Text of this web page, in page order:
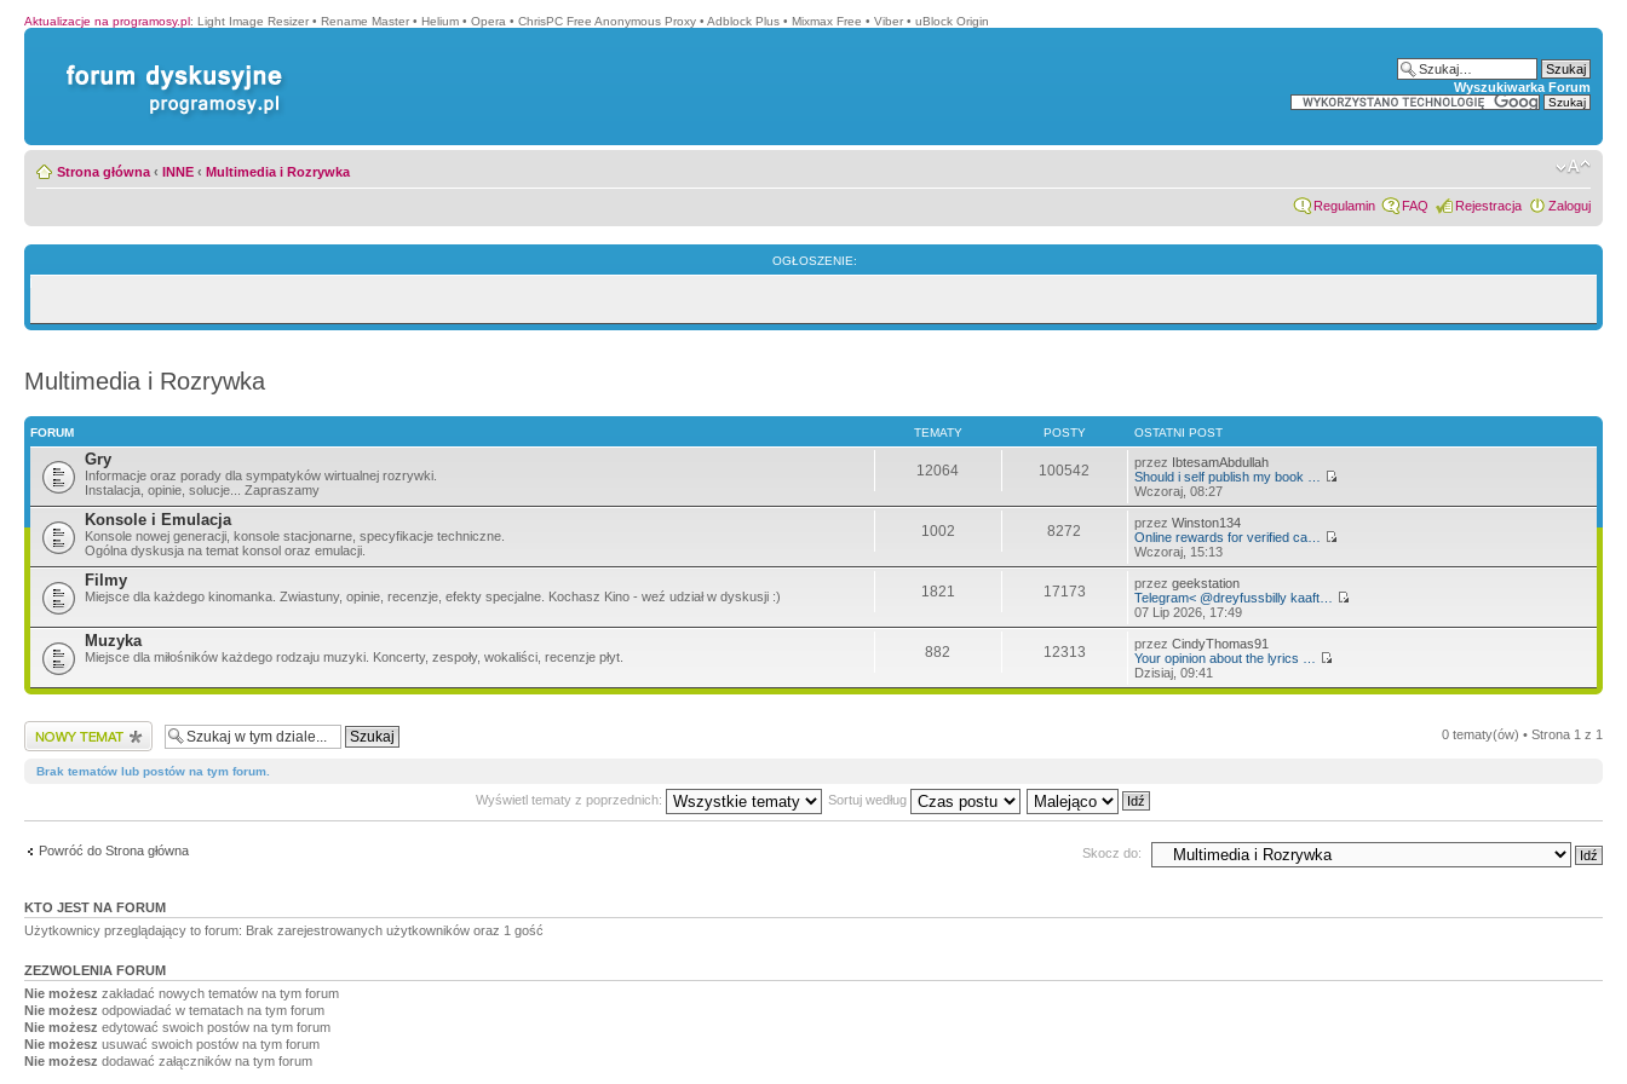
Aktualizacje na programosy.pl: Light Image Resizer • Rename Master • Helium • Opera • ChrisPC Free Anonymous Proxy • Adblock Plus • Mixmax Free • Viber • uBlock Origin
Wyszukiwarka Forum
Strona główna ‹ INNE ‹ Multimedia i Rozrywka
Regulamin FAQ Rejestracja Zaloguj
OGŁOSZENIE:
Multimedia i Rozrywka
FORUM TEMATY POSTY OSTATNI POST
Gry
Informacje oraz porady dla sympatyków wirtualnej rozrywki.
Instalacja, opinie, solucje... Zapraszamy
12064 100542 przez IbtesamAbdullah
Should i self publish my book …
Wczoraj, 08:27
Konsole i Emulacja
Konsole nowej generacji, konsole stacjonarne, specyfikacje techniczne.
Ogólna dyskusja na temat konsol oraz emulacji.
1002 8272 przezWinston134
Online rewards for verified ca…
Wczoraj, 15:13
Filmy
Miejsce dla każdego kinomanka. Zwiastuny, opinie, recenzje, efekty specjalne. Kochasz Kino - weź udział w dyskusji :) 1821 17173 przezgeekstation
Telegram< @dreyfussbilly kaaft…
07 Lip 2026, 17:49
Muzyka
Miejsce dla miłośników każdego rodzaju muzyki. Koncerty, zespoły, wokaliści, recenzje płyt. 882 12313 przezCindyThomas91
Your opinion about the lyrics …
Dzisiaj, 09:41
Wyślij nowy temat 0 tematy(ów) • Strona 1 z 1
Brak tematów lub postów na tym forum.
Wyświetl tematy z poprzednich: Sortuj według
Powróć do Strona główna Skocz do:
KTO JEST NA FORUM
Użytkownicy przeglądający to forum: Brak zarejestrowanych użytkowników oraz 1 gość
ZEZWOLENIA FORUM
Nie możesz zakładać nowych tematów na tym forum
Nie możesz odpowiadać w tematach na tym forum
Nie możesz edytować swoich postów na tym forum
Nie możesz usuwać swoich postów na tym forum
Nie możesz dodawać załączników na tym forum